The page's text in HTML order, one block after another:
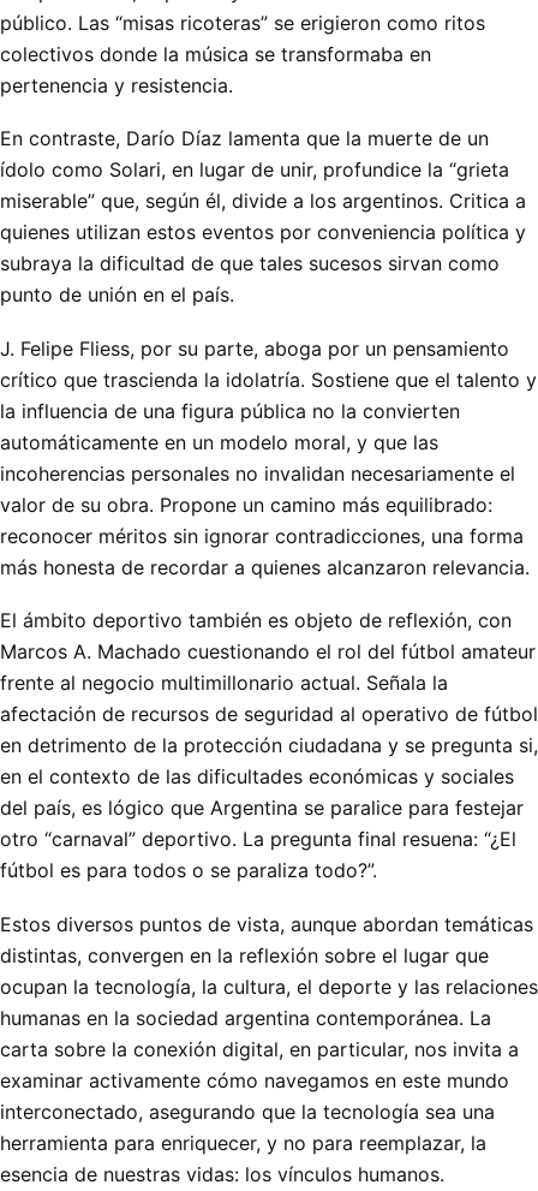
público. Las “misas ricoteras” se erigieron como ritos
colectivos donde la música se transformaba en
pertenencia y resistencia.
En contraste, Darío Díaz lamenta que la muerte de un
ídolo como Solari, en lugar de unir, profundice la “grieta
miserable” que, según él, divide a los argentinos. Critica a
quienes utilizan estos eventos por conveniencia política y
subraya la dificultad de que tales sucesos sirvan como
punto de unión en el país.
J. Felipe Fliess, por su parte, aboga por un pensamiento
crítico que trascienda la idolatría. Sostiene que el talento y
la influencia de una figura pública no la convierten
automáticamente en un modelo moral, y que las
incoherencias personales no invalidan necesariamente el
valor de su obra. Propone un camino más equilibrado:
reconocer méritos sin ignorar contradicciones, una forma
más honesta de recordar a quienes alcanzaron relevancia.
El ámbito deportivo también es objeto de reflexión, con
Marcos A. Machado cuestionando el rol del fútbol amateur
frente al negocio multimillonario actual. Señala la
afectación de recursos de seguridad al operativo de fútbol
en detrimento de la protección ciudadana y se pregunta si,
en el contexto de las dificultades económicas y sociales
del país, es lógico que Argentina se paralice para festejar
otro “carnaval” deportivo. La pregunta final resuena: “¿El
fútbol es para todos o se paraliza todo?”.
Estos diversos puntos de vista, aunque abordan temáticas
distintas, convergen en la reflexión sobre el lugar que
ocupan la tecnología, la cultura, el deporte y las relaciones
humanas en la sociedad argentina contemporánea. La
carta sobre la conexión digital, en particular, nos invita a
examinar activamente cómo navegamos en este mundo
interconectado, asegurando que la tecnología sea una
herramienta para enriquecer, y no para reemplazar, la
esencia de nuestras vidas: los vínculos humanos.